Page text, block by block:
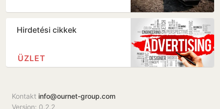
Hirdetési cikkek
ÜZLET
Kontakt info@ournet-group.com
Version: 0.2.2